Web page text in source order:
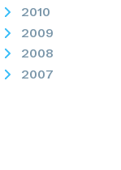
2010
2009
2008
2007